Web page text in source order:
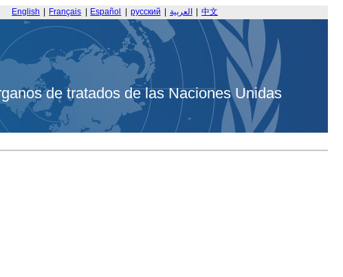
English Français Español русский العربية 中文
de tratados de las Naciones Unidas